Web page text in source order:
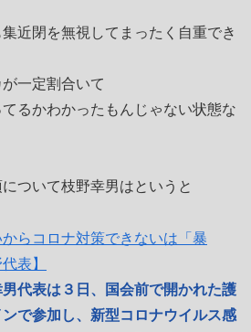
近閉を無視してまったく自重でき
一定割合いて
るかわかったもんじゃない状態な
ついて枝野幸男はというと
からコロナ対策できないは「暴
表】
代表は３日、国会前で開かれた護
で参加し、新型コロナウイルス感